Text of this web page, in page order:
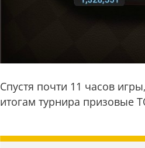
Спустя почти 11 часов
итогам турнира призовые